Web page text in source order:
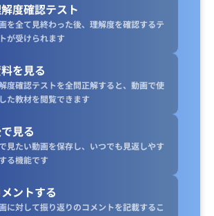
度確認テスト
を全て見終わった後、理解度を確認するテ
が受けられます
を見る
度確認テストを全問正解すると、動画で使
た教材を閲覧できます
見る
見たい動画を保存し、いつでも見返しやす
る機能です
ントする
に対して振り返りのコメントを記載するこ